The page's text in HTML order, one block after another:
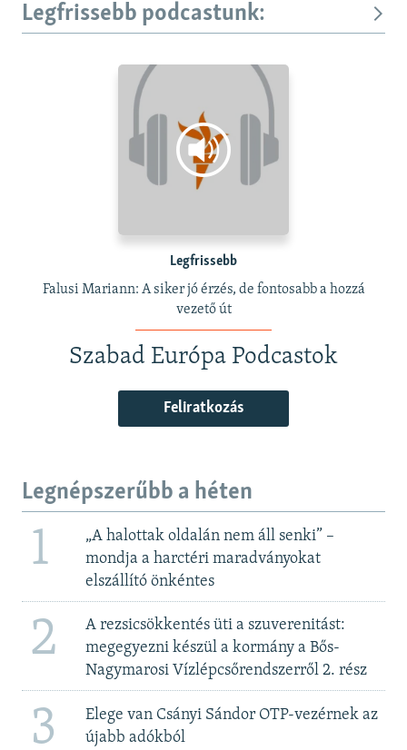
Legfrissebb podcastunk:
Legfrissebb
Falusi Mariann: A siker jó érzés, de fontosabb a hozzá
vezető út
Szabad Európa Podcastok
Feliratkozás
Legnépszerűbb a héten
1
„A halottak oldalán nem áll senki” –
mondja a harctéri maradványokat
elszállító önkéntes
2
A rezsicsökkentés üti a szuverenitást:
megegyezni készül a kormány a Bős-
Nagymarosi Vízlépcsőrendszerről 2. rész
3
Elege van Csányi Sándor OTP-vezérnek az
újabb adókból